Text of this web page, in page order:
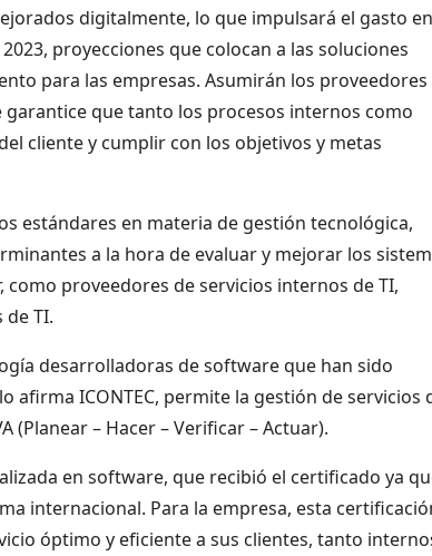
digitalmente, lo que impulsará el gasto
proyecciones que colocan a las soluciones
para las empresas. Asumirán los proveedores
que tanto los procesos internos como
cliente y cumplir con los objetivos y metas
estándares en materia de gestión tecnológica,
a la hora de evaluar y mejorar los
proveedores de servicios internos de TI,
TI.
desarrolladoras de software que han sido
afirma ICONTEC, permite la gestión de servicios
(Planear – Hacer – Verificar – Actuar).
en software, que recibió el certificado ya
internacional. Para la empresa, esta
óptimo y eficiente a sus clientes, tanto